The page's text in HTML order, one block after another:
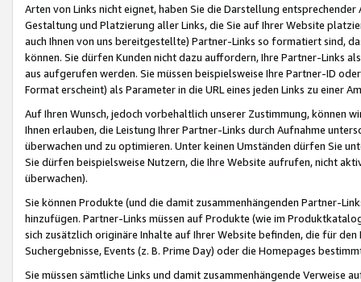
Arten von Links nicht eignet, haben Sie die Darstellung
Gestaltung und Platzierung aller Links, die Sie auf Ihrer Website
auch Ihnen von uns bereitgestellte) Partner-Links so formatiert sind,
können. Sie dürfen Kunden nicht dazu auffordern, Ihre Partner-Links
aus aufgerufen werden. Sie müssen beispielsweise Ihre Partner-ID
Format erscheint) als Parameter in die URL eines jeden Links zu einer
Auf Ihren Wunsch, jedoch vorbehaltlich unserer Zustimmung, können
Ihnen erlauben, die Leistung Ihrer Partner-Links durch Aufnahme
überwachen und zu optimieren. Unter keinen Umständen dürfen Sie
Sie dürfen beispielsweise Nutzern, die Ihre Website aufrufen, nicht
überwachen).
Sie können Produkte (und die damit zusammenhängenden Partner-
hinzufügen. Partner-Links müssen auf Produkte (wie im
sich zusätzlich originäre Inhalte auf Ihrer Website befinden, die für
Suchergebnisse, Events (z. B. Prime Day) oder die Homepages
Sie müssen sämtliche Links und damit zusammenhängende